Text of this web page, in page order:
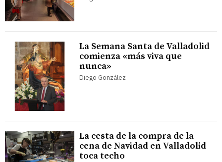
La Semana Santa de Valladolid
comienza «más viva que
nunca»
Diego González
La cesta de la compra de la
cena de Navidad en Valladolid
toca techo